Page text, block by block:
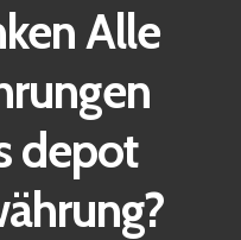
Alle
depot